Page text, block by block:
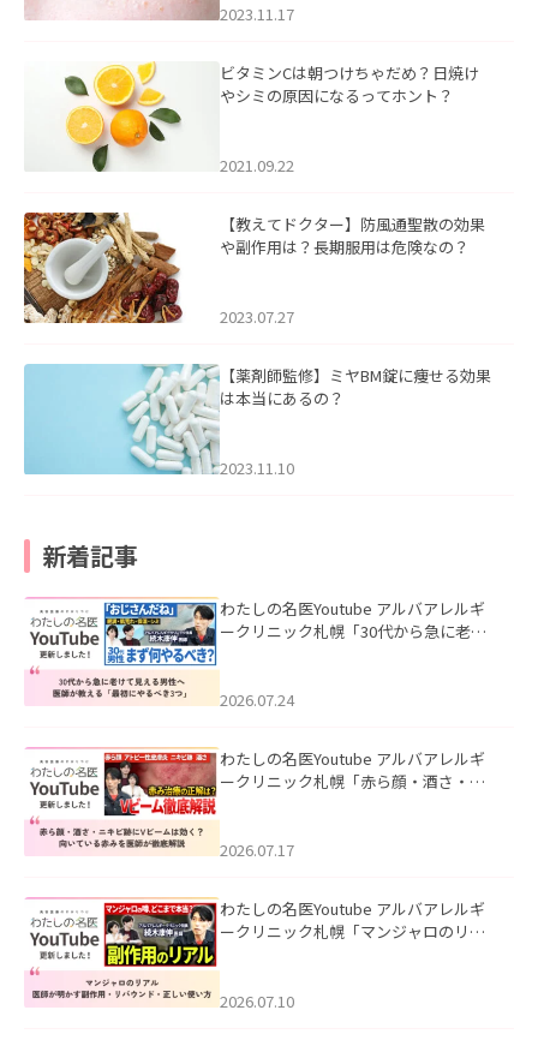
2023.11.17
ビタミンCは朝つけちゃだめ？日焼け
やシミの原因になるってホント？
2021.09.22
【教えてドクター】防風通聖散の効果
や副作用は？長期服用は危険なの？
2023.07.27
【薬剤師監修】ミヤBM錠に痩せる効果
は本当にあるの？
2023.11.10
新着記事
わたしの名医Youtube アルバアレルギ
ークリニック札幌「30代から急に老け
た。
2026.07.24
わたしの名医Youtube アルバアレルギ
ークリニック札幌「赤ら顔・酒さ・ニ
した。
2026.07.17
わたしの名医Youtube アルバアレルギ
ークリニック札幌「マンジャロのリア
た。
2026.07.10